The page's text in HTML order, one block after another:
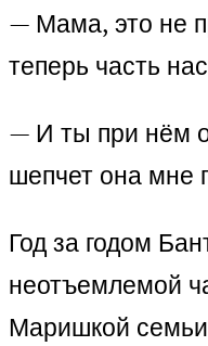
— Мама, это не
теперь часть
— И ты при нём
шепчет она мне
Год за годом
неотъемлемой
Маришкой